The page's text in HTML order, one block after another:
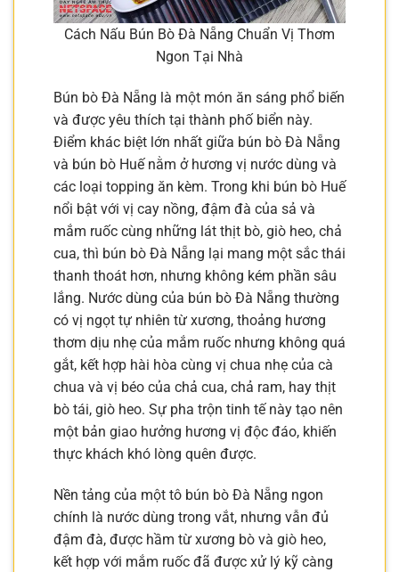
Cách Nấu Bún Bò Đà Nẵng Chuẩn Vị Thơm
Ngon Tại Nhà
Bún bò Đà Nẵng là một món ăn sáng phổ biến
và được yêu thích tại thành phố biển này.
Điểm khác biệt lớn nhất giữa bún bò Đà Nẵng
và bún bò Huế nằm ở hương vị nước dùng và
các loại topping ăn kèm. Trong khi bún bò Huế
nổi bật với vị cay nồng, đậm đà của sả và
mắm ruốc cùng những lát thịt bò, giò heo, chả
cua, thì bún bò Đà Nẵng lại mang một sắc thái
thanh thoát hơn, nhưng không kém phần sâu
lắng. Nước dùng của bún bò Đà Nẵng thường
có vị ngọt tự nhiên từ xương, thoảng hương
thơm dịu nhẹ của mắm ruốc nhưng không quá
gắt, kết hợp hài hòa cùng vị chua nhẹ của cà
chua và vị béo của chả cua, chả ram, hay thịt
bò tái, giò heo. Sự pha trộn tinh tế này tạo nên
một bản giao hưởng hương vị độc đáo, khiến
thực khách khó lòng quên được.
Nền tảng của một tô bún bò Đà Nẵng ngon
chính là nước dùng trong vắt, nhưng vẫn đủ
đậm đà, được hầm từ xương bò và giò heo,
kết hợp với mắm ruốc đã được xử lý kỹ càng